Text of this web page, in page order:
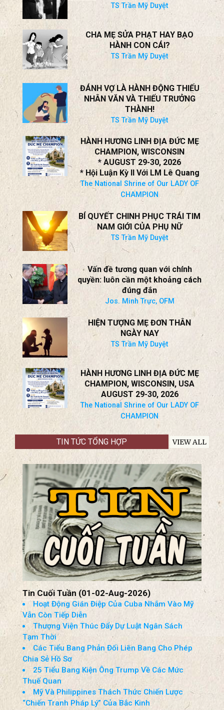
TS Trần Mỹ Duyệt
CHA MẸ SỬA PHẠT HAY BẠO
HÀNH CON CÁI?
TS Trần Mỹ Duyệt
ĐÁNH VỢ LÀ HÀNH ĐỘNG THIẾU
NHÂN VĂN VÀ THIẾU TRƯỞNG
THÀNH!
TS Trần Mỹ Duyệt
HÀNH HƯƠNG LINH ĐỊA ĐỨC MẸ
CHAMPION, WISCONSIN
* AUGUST 29-30, 2026
* Hội Luận Kỳ II Với LM Lê Quang
The National Shrine of Our LADY OF
CHAMPION
BÍ QUYẾT CHINH PHỤC TRÁI TIM
NAM GIỚI CỦA PHỤ NỮ
TS Trần Mỹ Duyệt
Vấn đề tương quan với chính
quyền: luôn cần một khoảng cách
đúng đắn
Jos. Minh Trực, OFM
HIỆN TƯỢNG MẸ ĐƠN THÂN
NGÀY NAY
TS Trần Mỹ Duyệt
HÀNH HƯƠNG LINH ĐỊA ĐỨC MẸ
CHAMPION, WISCONSIN, USA
AUGUST 29-30, 2026
The National Shrine of Our LADY OF
CHAMPION
TIN TỨC TỔNG HỢP VIEW ALL
Tin Cuối Tuần (01-02-Aug-2026)
Hoạt Động Gián Điệp Của Cuba Nhắm Vào Mỹ
Vẫn Còn Tiếp Diễn
Thượng Viện Thúc Đẩy Dự Luật Ngân Sách
Tạm Thời
Các Tiểu Bang Phản Đối Liên Bang Cho Phép
Chia Sẻ Hồ Sơ
25 Tiểu Bang Kiện Ông Trump Về Các Mức
Thuế Quan
Mỹ Và Philippines Thách Thức Chiến Lược
“Chiến Tranh Pháp Lý” Của Bắc Kinh